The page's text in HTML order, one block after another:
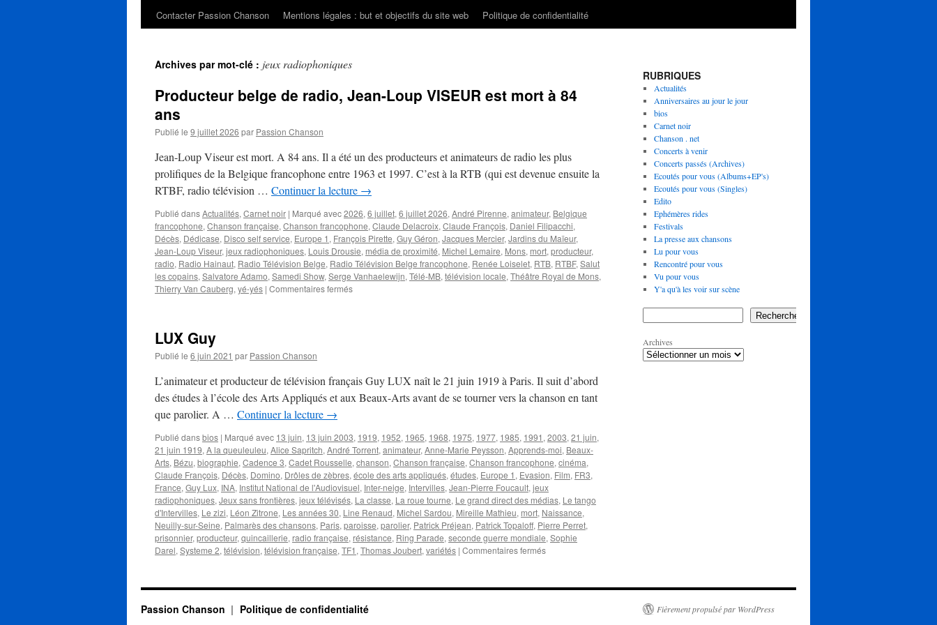
Contacter Passion Chanson
Mentions légales : but et objectifs du site web Politique de confidentialité
Archives par mot-clé : jeux radiophoniques
Producteur belge de radio, Jean-Loup VISEUR est mort à 84
ans
Publié le 9 juillet 2026 par Passion Chanson
Jean-Loup Viseur est mort. A 84 ans. Il a été un des producteurs et animateurs de radio les plus
prolifiques de la Belgique francophone entre 1963 et 1997. C’est à la RTB (qui est devenue ensuite la
RTBF, radio télévision … Continuer la lecture →
Publié dansActualités, Carnet noir | Marqué avec2026, 6 juillet, 6 juillet 2026, André Pirenne, animateur, Belgique
francophone, Chanson française, Chanson francophone, Claude Delacroix, Claude François, Daniel Filipacchi,
Décès, Dédicase, Disco self service, Europe 1 , François Pirette, Guy Géron, Jacques Mercier, Jardins du Maïeur,
Jean-Loup Viseur, jeux radiophoniques, Louis Drousie, média de proximité, Michel Lemaire, Mons, mort, producteur,
radio, Radio Hainaut, Radio Télévision Belge, Radio Télévision Belge francophone, Renée Loiselet, RTB, RTBF, Salut
les copains, Salvatore Adamo, Samedi Show, Serge Vanhaelewijn, Télé-MB, télévision locale, Théâtre Royal de Mons,
Thierry Van Cauberg, yé-yés | Commentaires ferméssur
VISEUR
est
mort
ans
LUX Guy
Publié le 6 juin 2021 par Passion Chanson
L’animateur et producteur de télévision français Guy LUX naît le 21 juin 1919 à Paris. Il suit d’abord
des études à l’école des Arts Appliqués et aux Beaux-Arts avant de se tourner vers la chanson en tant
que parolier. A … Continuer la lecture →
Publié dansbios | Marqué avec 13 juin, 13 juin 2003, 1919, 1952, 1965, 1968, 1975, 1977, 1985, 1991 , 2003, 21 juin,
21 juin 1919, A la queuleuleu, Alice Sapritch, André Torrent, animateur, Anne-Marie Peysson, Apprends-moi, Beaux-
Arts, Bézu, biographie, Cadence 3, Cadet Rousselle, chanson, Chanson française, Chanson francophone, cinéma,
Claude François, Décès, Domino, Drôles de zèbres, école des arts appliqués, études, Europe 1 , Evasion, Film, FR3,
France, Guy Lux, INA, Institut National de l'Audiovisuel, Inter-neige, Intervilles, Jean-Pierre Foucault, jeux
radiophoniques, Jeux sans frontières, jeux télévisés, La classe, La roue tourne, Le grand direct des médias, Le tango
d'Intervilles, Le zizi, Léon Zitrone, Les années 30, Line Renaud, Michel Sardou, Mireille Mathieu, mort, Naissance,
Neuilly-sur-Seine, Palmarès des chansons, Paris, paroisse, parolier, Patrick Préjean, Patrick Topaloff, Pierre Perret,
prisonnier, producteur, quincaillerie, radio française, résistance, Ring Parade, seconde guerre mondiale, Sophie
Darel, Systeme 2, télévision, télévision française, TF1 , Thomas Joubert, variétés | Commentaires ferméssur
RUBRIQUES
Actualités
Anniversaires au jour le jour
bios
Carnet noir
Chanson . net
Concerts à venir
Concerts passés (Archives)
Ecoutés pour vous (Albums+EP's)
Ecoutés pour vous (Singles)
Edito
Ephémères rides
Festivals
La presse aux chansons
Lu pour vous
Rencontré pour vous
Vu pour vous
Y'a qu'à les voir sur scène
Rechercher
Archives
Passion Chanson Politique de confidentialité Fièrement propulsé par WordPress